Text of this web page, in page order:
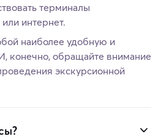
терминалы
интернет.
наиболее удобную и
конечно, обращайте внимание
экскурсионной